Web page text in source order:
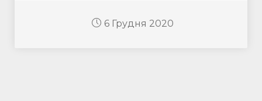
6 Грудня 2020